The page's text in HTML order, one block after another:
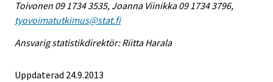
Toivonen 09 1734 3535, Joanna Viinikka 09 1734 3796,
tyovoimatutkimus@stat.fi
Ansvarig statistikdirektör: Riitta Harala
Uppdaterad 24.9.2013